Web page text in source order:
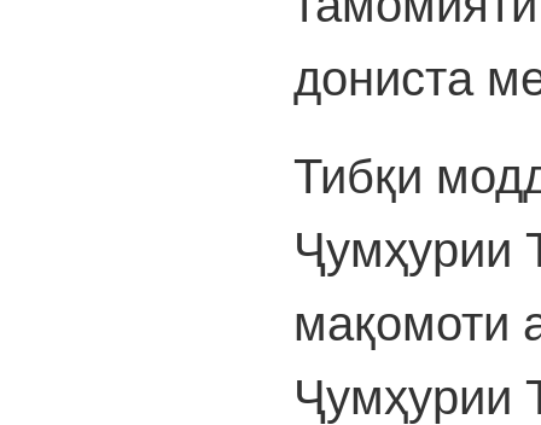
дониста
Тибқи
Ҷумҳурии
мақомоти
Ҷумҳурии